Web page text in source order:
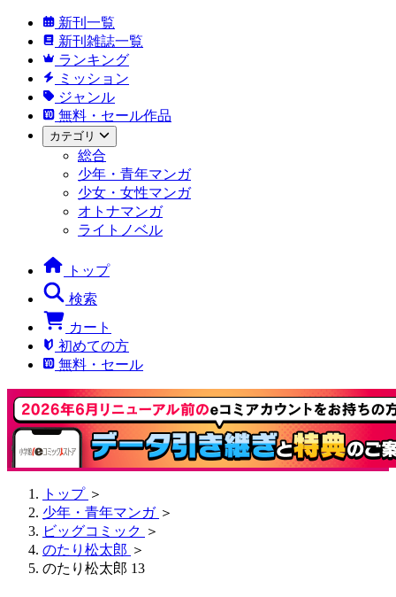
新刊一覧
新刊雑誌一覧
ランキング
ミッション
ジャンル
無料・セール作品
カテゴリ
総合
少年・青年マンガ
少女・女性マンガ
オトナマンガ
ライトノベル
トップ
検索
カート
初めての方
無料・セール
トップ ＞
少年・青年マンガ ＞
ビッグコミック ＞
のたり松太郎 ＞
のたり松太郎 13